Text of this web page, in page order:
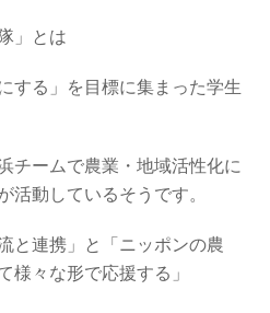
」とは
する」を目標に集まった学生
チームで農業・地域活性化に
活動しているそうです。
と連携」と「ニッポンの農
様々な形で応援する」